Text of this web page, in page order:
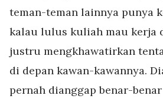
teman-teman lainnya punya
kalau lulus kuliah mau kerja
justru mengkhawatirkan
di depan kawan-kawannya.
pernah dianggap benar-benar